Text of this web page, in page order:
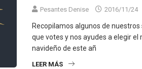
Pesantes Denise 2016/11/24
Recopilamos algunos de
que votes y nos ayudes a elegir el
navideño de este añ
LEER MÁS